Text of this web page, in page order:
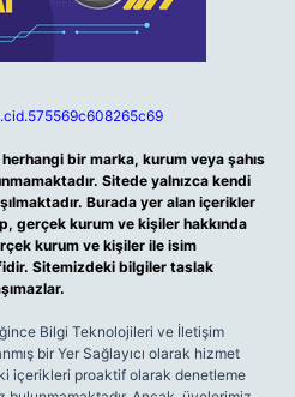
bir marka, kurum veya şahıs
Sitede yalnızca kendi
Burada yer alan içerikler
gerçek kurum ve kişiler hakkında
kurum ve kişiler ile isim
Sitemizdeki bilgiler taslak
Bilgi Teknolojileri ve İletişim
bir Yer Sağlayıcı olarak hizmet
içerikleri proaktif olarak denetleme